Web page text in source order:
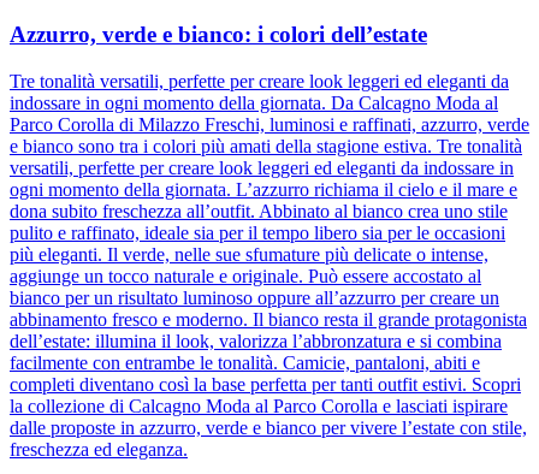
Azzurro, verde e bianco: i colori dell’estate
Tre tonalità versatili, perfette per creare look leggeri ed eleganti da
indossare in ogni momento della giornata. Da Calcagno Moda al
Parco Corolla di Milazzo Freschi, luminosi e raffinati, azzurro, verde
e bianco sono tra i colori più amati della stagione estiva. Tre tonalità
versatili, perfette per creare look leggeri ed eleganti da indossare in
ogni momento della giornata. L’azzurro richiama il cielo e il mare e
dona subito freschezza all’outfit. Abbinato al bianco crea uno stile
pulito e raffinato, ideale sia per il tempo libero sia per le occasioni
più eleganti. Il verde, nelle sue sfumature più delicate o intense,
aggiunge un tocco naturale e originale. Può essere accostato al
bianco per un risultato luminoso oppure all’azzurro per creare un
abbinamento fresco e moderno. Il bianco resta il grande protagonista
dell’estate: illumina il look, valorizza l’abbronzatura e si combina
facilmente con entrambe le tonalità. Camicie, pantaloni, abiti e
completi diventano così la base perfetta per tanti outfit estivi. Scopri
la collezione di Calcagno Moda al Parco Corolla e lasciati ispirare
dalle proposte in azzurro, verde e bianco per vivere l’estate con stile,
freschezza ed eleganza.